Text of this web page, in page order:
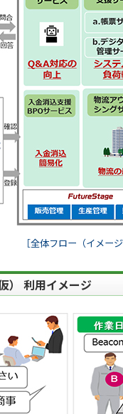
［全体フロー（イメー
利用イメージ